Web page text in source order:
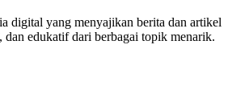
digital yang menyajikan berita dan artikel
edukatif dari berbagai topik menarik.